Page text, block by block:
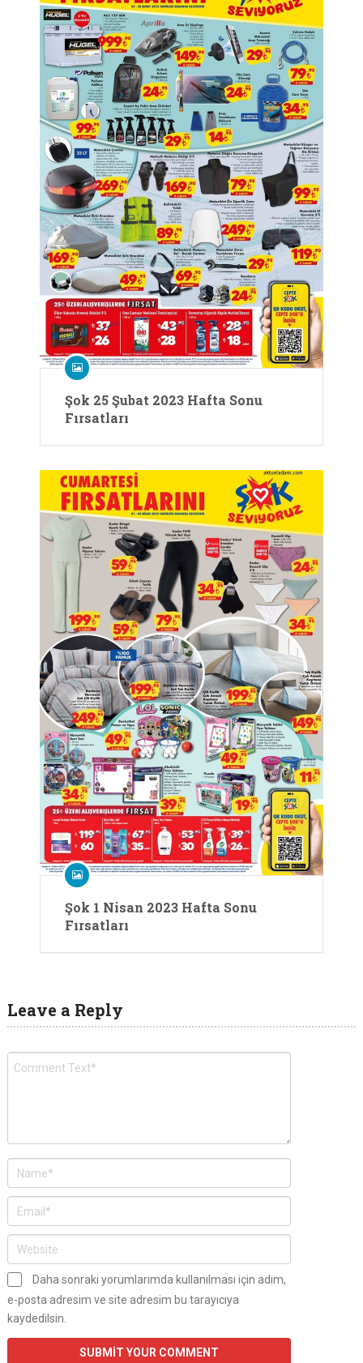
Şok 25 Şubat 2023 Hafta Sonu
Fırsatları
Şok 1 Nisan 2023 Hafta Sonu
Fırsatları
Leave a Reply
Daha sonraki yorumlarımda kullanılması için adım,
e-posta adresim ve site adresim bu tarayıcıya
kaydedilsin.